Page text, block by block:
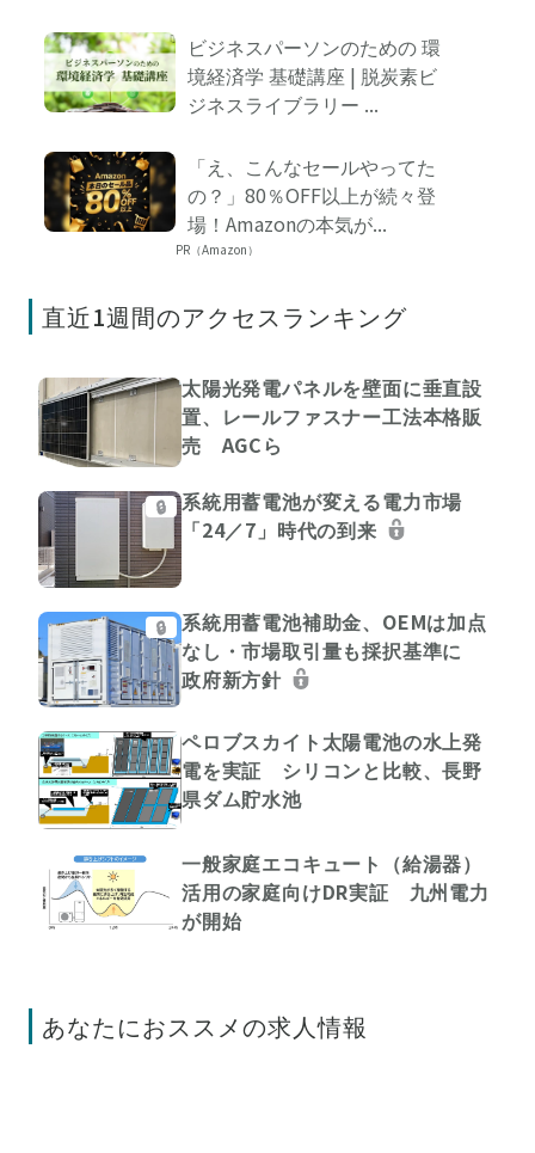
ビジネスパーソンのための 環
境経済学 基礎講座 | 脱炭素ビ
ジネスライブラリー ...
「え、こんなセールやってた
の？」80％OFF以上が続々登
場！Amazonの本気が...
PR（Amazon）
直近1週間のアクセスランキング
太陽光発電パネルを壁面に垂直設
置、レールファスナー工法本格販
売 AGCら
🔒
系統用蓄電池が変える電力市場
「24／7」時代の到来
🔒
系統用蓄電池補助金、OEMは加点
なし・市場取引量も採択基準に
政府新方針
ペロブスカイト太陽電池の水上発
電を実証 シリコンと比較、長野
県ダム貯水池
一般家庭エコキュート（給湯器）
活用の家庭向けDR実証 九州電力
が開始
あなたにおススメの求人情報